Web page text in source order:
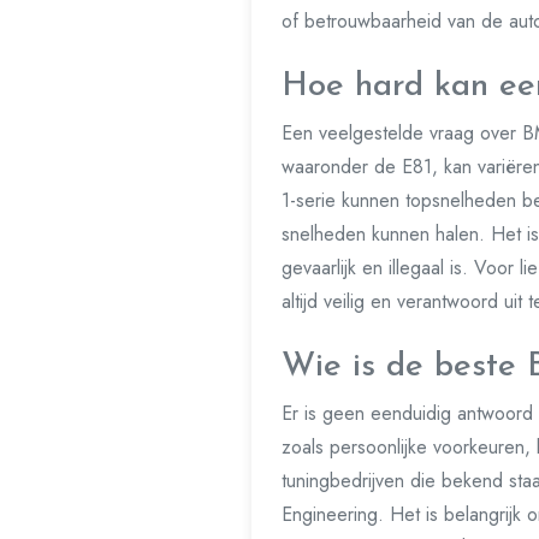
of betrouwbaarheid van de
Hoe hard kan
Een veelgestelde vraag over
waaronder de E81, kan
1-serie kunnen topsnelheden
snelheden kunnen halen. Het
gevaarlijk en illegaal is. Voor
altijd veilig en verantwoord uit
Wie is de beste
Er is geen eenduidig
zoals persoonlijke
tuningbedrijven die bekend
Engineering. Het is belangrijk